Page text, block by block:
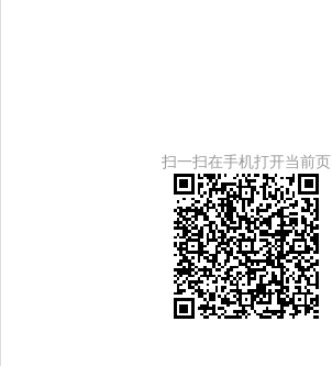
扫一扫在手机打开当前页